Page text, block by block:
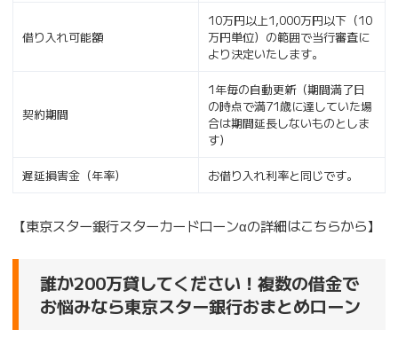
借り入れ可能額
10万円以上1,000万円以下（10
万円単位）の範囲で当行審査に
より決定いたします。
契約期間
1年毎の自動更新（期間満了日
の時点で満71歳に達していた場
合は期間延長しないものとしま
す）
遅延損害金（年率） お借り入れ利率と同じです。
【東京スター銀行スターカードローンαの詳細はこちらから】
誰か200万貸してください！複数の借金で
お悩みなら東京スター銀行おまとめローン